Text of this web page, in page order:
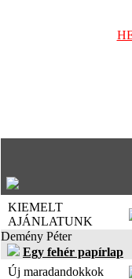
KIEMELT
AJÁNLATUNK
Demény Péter
Egy fehér papírlap
Új maradandokkok